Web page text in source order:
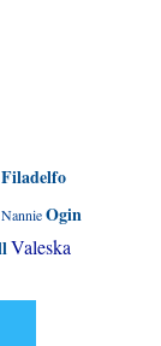
Filadelfo
NannieOgin
Valeska